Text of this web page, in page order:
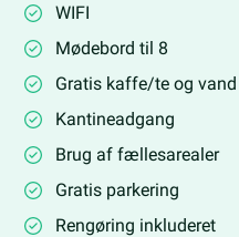
WIFI
Mødebord til 8
Gratis kaffe/te og vand
Kantineadgang
Brug af fællesarealer
Gratis parkering
Rengøring inkluderet